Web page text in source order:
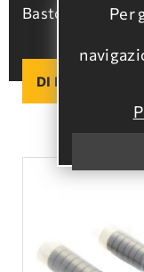
Per
Bastoncini della
DI PIU